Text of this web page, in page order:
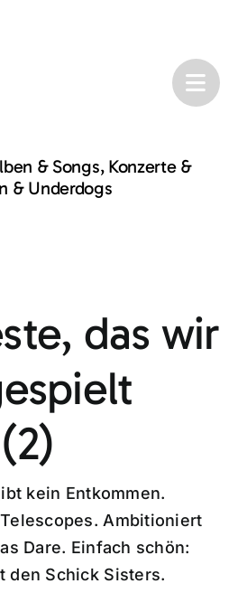
& Songs, Konzerte &
& Underdogs
das wir
kein Entkommen.
Ambitioniert
Dare. Einfach schön:
den Schick Sisters.